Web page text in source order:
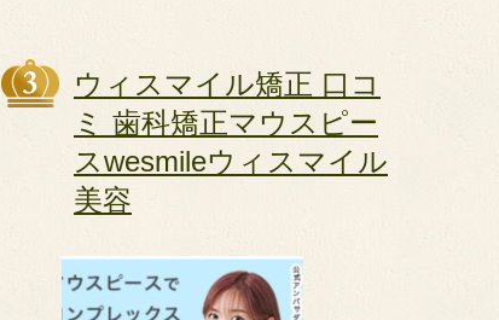
ウィスマイル矯正 口コ
ミ 歯科矯正マウスピー
スwesmileウィスマイル
美容